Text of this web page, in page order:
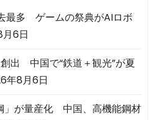
最多 ゲームの祭典がAIロボ
6日
創出 中国で“鉄道＋観光”が夏
年8月6日
」が量産化 中国、高機能鋼材